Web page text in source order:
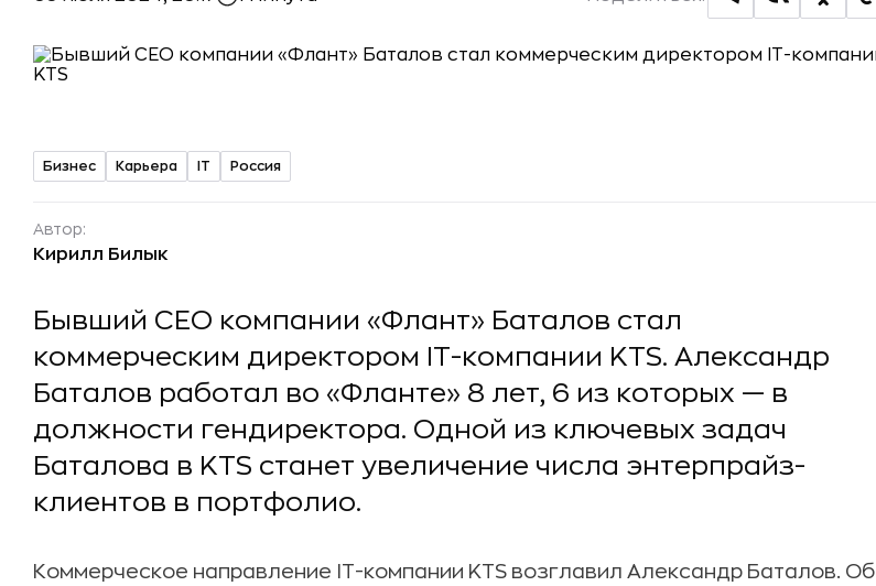
Бизнес Карьера IT Россия
Автор:
Кирилл Билык
Бывший CEO компании «Флант» Баталов стал
коммерческим директором IT-компании KTS. Александр
Баталов работал во «Фланте» 8 лет, 6 из которых — в
должности гендиректора. Одной из ключевых задач
Баталова в KTS станет увеличение числа энтерпрайз-
клиентов в портфолио.
Коммерческое направление IT-компании KTS возглавил Александр Баталов. Об